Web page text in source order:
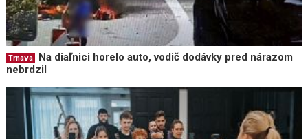
Trnava
Na diaľnici horelo auto, vodič dodávky pred nárazom
nebrdzil